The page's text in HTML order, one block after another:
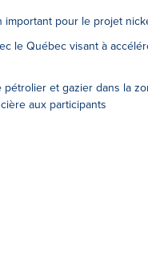
pour le projet
le Québec visant à
et gazier dans la
aux participants